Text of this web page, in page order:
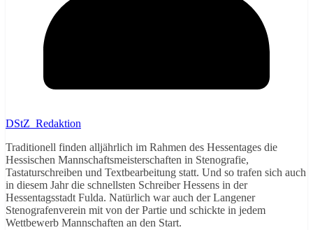
DStZ_Redaktion
Traditionell finden alljährlich im Rahmen des Hessentages die
Hessischen Mannschaftsmeisterschaften in Stenografie,
Tastaturschreiben und Textbearbeitung statt. Und so trafen sich auch
in diesem Jahr die schnellsten Schreiber Hessens in der
Hessentagsstadt Fulda. Natürlich war auch der Langener
Stenografenverein mit von der Partie und schickte in jedem
Wettbewerb Mannschaften an den Start.